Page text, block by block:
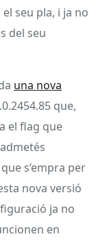
seu pla, i ja no
del seu
una nova
que,
el flag que
s’empra per
nova versió
ja no
en